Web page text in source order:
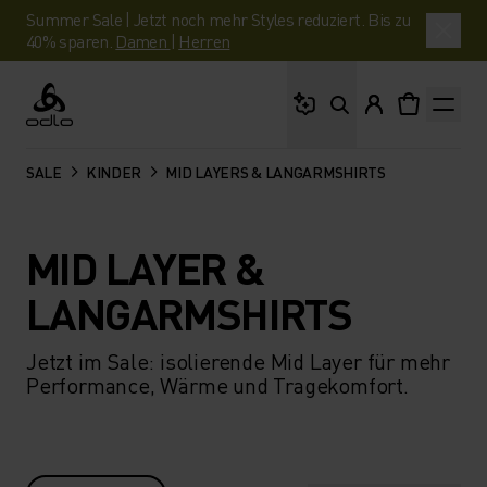
Summer Sale | Jetzt noch mehr Styles reduziert. Bis zu
40% sparen. Damen | Herren
Odlo
SALE KINDER MID LAYERS & LANGARMSHIRTS
MID LAYER &
LANGARMSHIRTS
Jetzt im Sale: isolierende Mid Layer für mehr
Performance, Wärme und Tragekomfort.